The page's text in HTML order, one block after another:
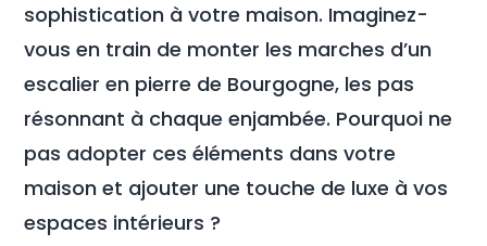
sophistication à votre maison. Imaginez-
vous en train de monter les marches d’un
escalier en pierre de Bourgogne, les pas
résonnant à chaque enjambée. Pourquoi ne
pas adopter ces éléments dans votre
maison et ajouter une touche de luxe à vos
espaces intérieurs ?